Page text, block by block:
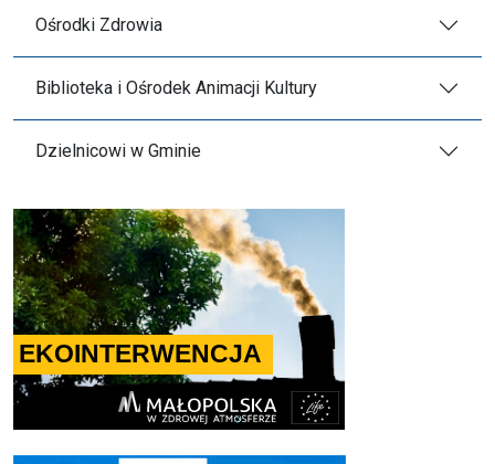
Ośrodki Zdrowia
Biblioteka i Ośrodek Animacji Kultury
Dzielnicowi w Gminie